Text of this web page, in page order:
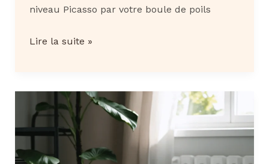
niveau Picasso par votre boule de poils
7
et
efficaces
pour
empêcher
Lire la suite »